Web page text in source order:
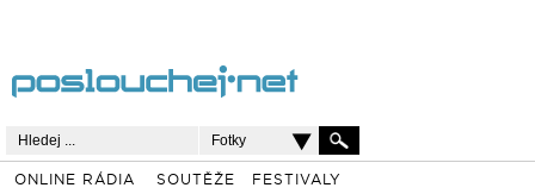
Fotky
ONLINE RÁDIA SOUTĚŽE FESTIVALY